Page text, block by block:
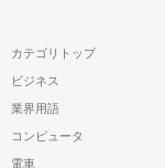
カテゴリトップ
ビジネス
業界用語
コンピュータ
電車